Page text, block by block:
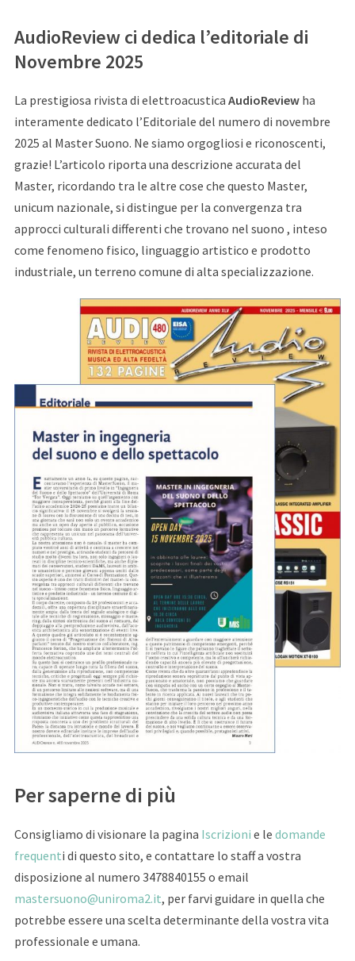
AudioReview ci dedica l’editoriale di
Novembre 2025
La prestigiosa rivista di elettroacustica AudioReview ha
interamente dedicato l’Editoriale del numero di novembre
2025 al Master Suono. Ne siamo orgogliosi e riconoscenti,
grazie! L’articolo riporta una descrizione accurata del
Master, ricordando tra le altre cose che questo Master,
unicum nazionale, si distingue per la convergenza tra
approcci culturali differenti che trovano nel suono , inteso
come fenomeno fisico, linguaggio artistico e prodotto
industriale, un terreno comune di alta specializzazione.
Per saperne di più
Consigliamo di visionare la pagina Iscrizioni e le domande
frequenti di questo sito, e contattare lo staff a vostra
disposizione al numero 3478840155 o email
mastersuono@uniroma2.it, per farvi guidare in quella che
potrebbe essere una scelta determinante della vostra vita
professionale e umana.